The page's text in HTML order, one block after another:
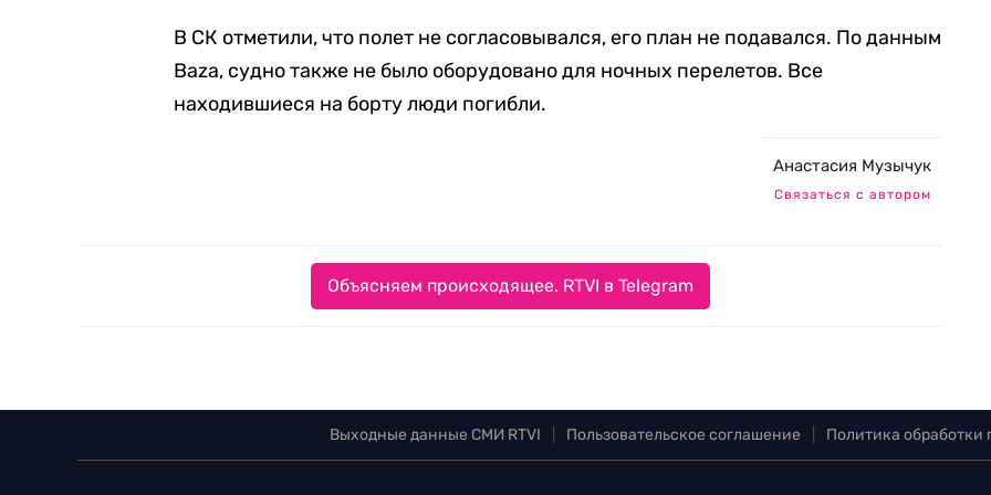
В СК отметили, что полет не согласовывался, его план не подавался. По данным
Baza, судно также не было оборудовано для ночных перелетов. Все
находившиеся на борту люди погибли.
Анастасия Музычук
Связаться с автором
Объясняем происходящее. RTVI в Telegram
Выходные данные СМИ RTVI Пользовательское соглашение Политика